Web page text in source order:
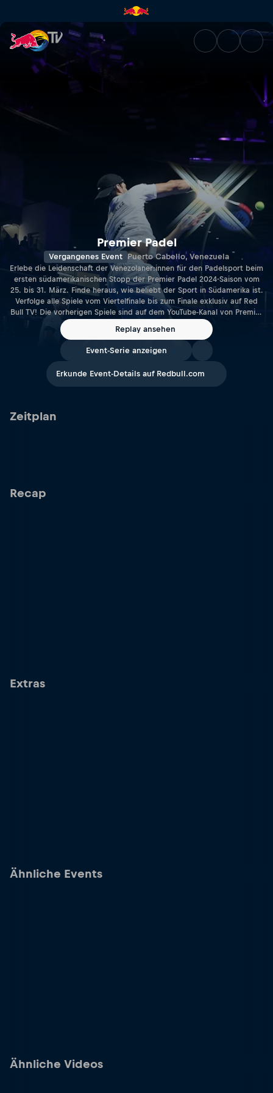
Puerto Cabello Premier
Premier Padel
Vergangenes Event Puerto Cabello, Venezuela
Erlebe die Leidenschaft der Venezolaner:innen für den Padelsport beim
ersten südamerikanischen Stopp der Premier Padel 2024-Saison vom
25. bis 31. März. Finde heraus, wie beliebt der Sport in Südamerika ist.
Verfolge alle Spiele vom Viertelfinale bis zum Finale exklusiv auf Red
Bull TV! Die vorherigen Spiele sind auf dem YouTube-Kanal von Premier
Replay ansehen
Event-Serie anzeigen
Erkunde Event-Details auf Redbull.com
Zeitplan
Recap
Extras
Ähnliche Events
Ähnliche Videos